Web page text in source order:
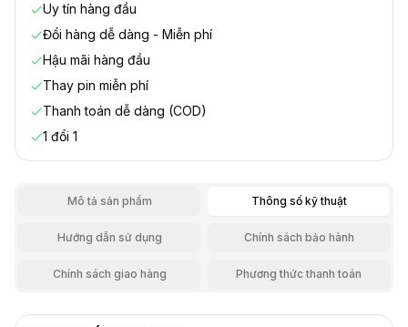
Uy tín hàng đầu
Đổi hàng dễ dàng - Miễn phí
Hậu mãi hàng đầu
Thay pin miễn phí
Thanh toán dễ dàng (COD)
1 đổi 1
Mô tả sản phẩm Thông số kỹ thuật
Hướng dẫn sử dụng Chính sách bảo hành
Chính sách giao hàng Phương thức thanh toán